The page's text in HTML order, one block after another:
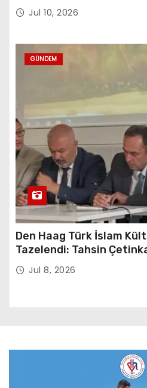
Jul 10, 2026
GÜNDEM
Den Haag Türk İslam
Tazelendi: Tahsin
Jul 8, 2026